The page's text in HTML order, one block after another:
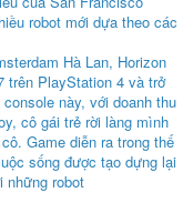
robot mới dựa theo các
Hà Lan, Horizon
trên PlayStation 4 và trở
này, với doanh thu
cô gái trẻ rời làng mình
Game diễn ra trong thế
sống được tạo dựng lại
những robot